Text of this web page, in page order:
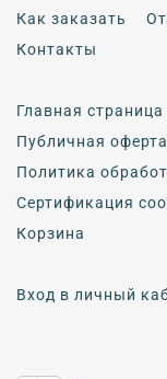
Как заказать
Контакты
Главная страница
Публичная оферта
Политика
Сертификация
Корзина
Вход в личный